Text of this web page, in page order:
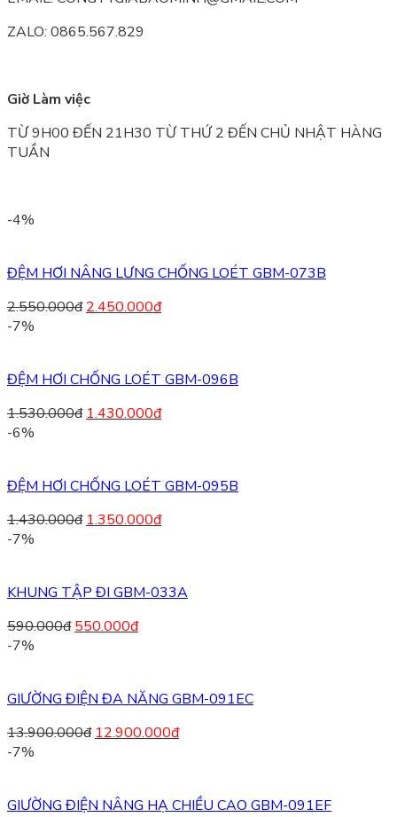
ZALO: 0865.567.829
Giờ Làm việc
TỪ 9H00 ĐẾN 21H30 TỪ THỨ 2 ĐẾN CHỦ NHẬT HÀNG
TUẦN
-4%
ĐỆM HƠI NÂNG LƯNG CHỐNG LOÉT GBM-073B
2.550.000đ 2.450.000đ
-7%
ĐỆM HƠI CHỐNG LOÉT GBM-096B
1.530.000đ 1.430.000đ
-6%
ĐỆM HƠI CHỐNG LOÉT GBM-095B
1.430.000đ 1.350.000đ
-7%
KHUNG TẬP ĐI GBM-033A
590.000đ 550.000đ
-7%
GIƯỜNG ĐIỆN ĐA NĂNG GBM-091EC
13.900.000đ 12.900.000đ
-7%
GIƯỜNG ĐIỆN NÂNG HẠ CHIỀU CAO GBM-091EF